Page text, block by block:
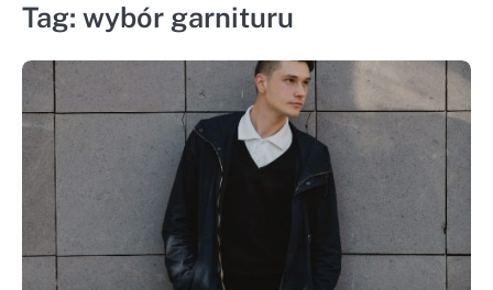
Tag: wybór garnituru